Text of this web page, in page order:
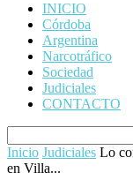
INICIO
Córdoba
Argentina
Narcotráfico
Sociedad
Judiciales
CONTACTO
Inicio Judiciales Lo
en Villa...